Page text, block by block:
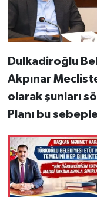
Dulkadiroğlu
Akpınar
olarak şunları
Planı bu